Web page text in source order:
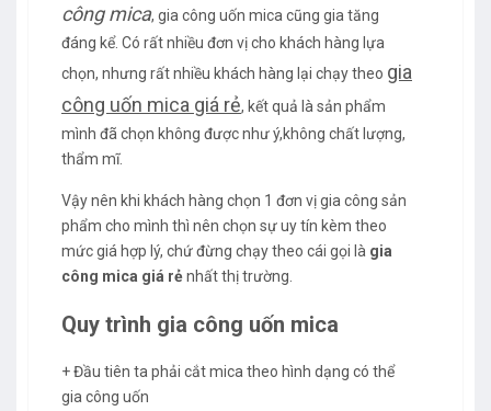
công mica, gia công uốn mica cũng gia tăng
đáng kể. Có rất nhiều đơn vị cho khách hàng lựa
chọn, nhưng rất nhiều khách hàng lại chạy theo gia
công uốn mica giá rẻ, kết quả là sản phẩm
mình đã chọn không được như ý,không chất lượng,
thẩm mĩ.
Vậy nên khi khách hàng chọn 1 đơn vị gia công sản
phẩm cho mình thì nên chọn sự uy tín kèm theo
mức giá hợp lý, chứ đừng chạy theo cái gọi là gia
công mica giá rẻnhất thị trường.
Quy trình gia công uốn mica
+ Đầu tiên ta phải cắt mica theo hình dạng có thể
gia công uốn